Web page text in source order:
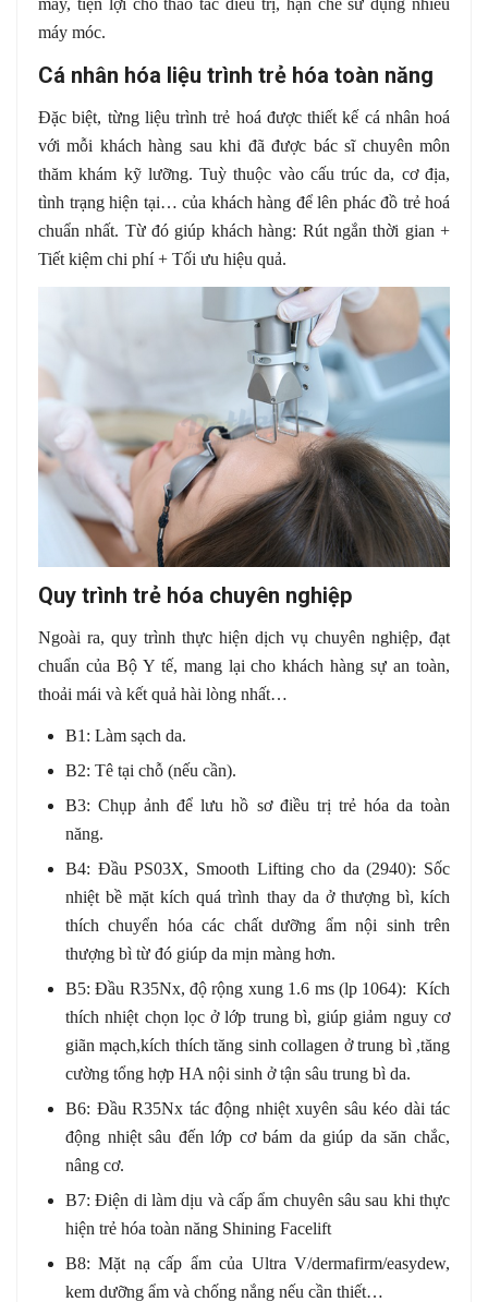
máy móc.
Cá nhân hóa liệu trình trẻ hóa toàn năng
Đặc biệt, từng liệu trình trẻ hoá được thiết kế cá nhân hoá
với mỗi khách hàng sau khi đã được bác sĩ chuyên môn
thăm khám kỹ lưỡng. Tuỳ thuộc vào cấu trúc da, cơ địa,
tình trạng hiện tại… của khách hàng để lên phác đồ trẻ hoá
chuẩn nhất. Từ đó giúp khách hàng: Rút ngắn thời gian +
Tiết kiệm chi phí + Tối ưu hiệu quả.
Quy trình trẻ hóa chuyên nghiệp
Ngoài ra, quy trình thực hiện dịch vụ chuyên nghiệp, đạt
chuẩn của Bộ Y tế, mang lại cho khách hàng sự an toàn,
thoải mái và kết quả hài lòng nhất…
B1: Làm sạch da.
B2: Tê tại chỗ (nếu cần).
B3: Chụp ảnh để lưu hồ sơ điều trị trẻ hóa da toàn
năng.
B4: Đầu PS03X, Smooth Lifting cho da (2940): Sốc
nhiệt bề mặt kích quá trình thay da ở thượng bì, kích
thích chuyển hóa các chất dưỡng ẩm nội sinh trên
thượng bì từ đó giúp da mịn màng hơn.
B5: Đầu R35Nx, độ rộng xung 1.6 ms (lp 1064): Kích
thích nhiệt chọn lọc ở lớp trung bì, giúp giảm nguy cơ
giãn mạch,kích thích tăng sinh collagen ở trung bì ,tăng
cường tổng hợp HA nội sinh ở tận sâu trung bì da.
B6: Đầu R35Nx tác động nhiệt xuyên sâu kéo dài tác
động nhiệt sâu đến lớp cơ bám da giúp da săn chắc,
nâng cơ.
B7: Điện di làm dịu và cấp ẩm chuyên sâu sau khi thực
hiện trẻ hóa toàn năng Shining Facelift
B8: Mặt nạ cấp ẩm của Ultra V/dermafirm/easydew,
kem dưỡng ẩm và chống nắng nếu cần thiết…